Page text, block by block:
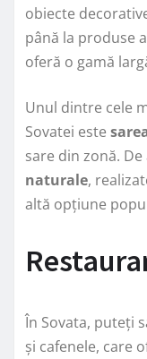
obiecte
până la produse
oferă o gamă
Unul dintre cele
Sovatei este
sare din zonă. De
naturale,
altă opțiune
În Sovata, puteți
și cafenele, care